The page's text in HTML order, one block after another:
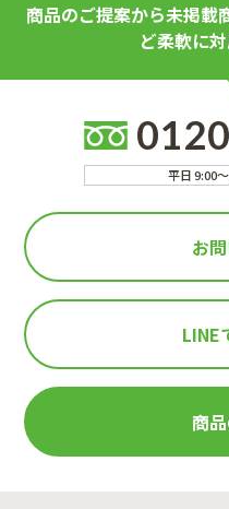
商品のご提案から未掲載
ど柔軟に
平日 9:00
お
LINE
商